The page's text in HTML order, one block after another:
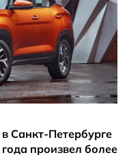
Санкт-Петербурге
произвел более